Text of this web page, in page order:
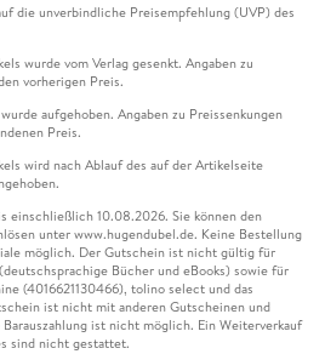
die unverbindliche Preisempfehlung (UVP) des
wurde vom Verlag gesenkt. Angaben zu
vorherigen Preis.
aufgehoben. Angaben zu Preissenkungen
Preis.
wird nach Ablauf des auf der Artikelseite
einschließlich 10.08.2026. Sie können den
unter www.hugendubel.de. Keine Bestellung
möglich. Der Gutschein ist nicht gültig für
Bücher und eBooks) sowie für
(4016621130466), tolino select und das
ist nicht mit anderen Gutscheinen und
ist nicht möglich. Ein Weiterverkauf
sind nicht gestattet.